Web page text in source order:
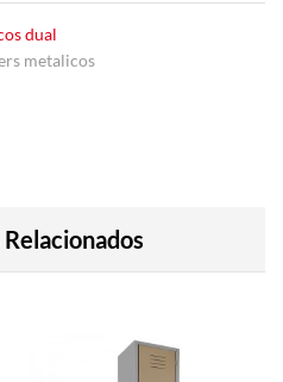
dual
metalicos